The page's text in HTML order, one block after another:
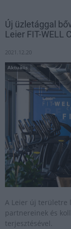
Új üzletággal
Leier FIT-WELL
2021.12.20
Aktuális
A Leier új területre
partnereinek és
terjesztésével.